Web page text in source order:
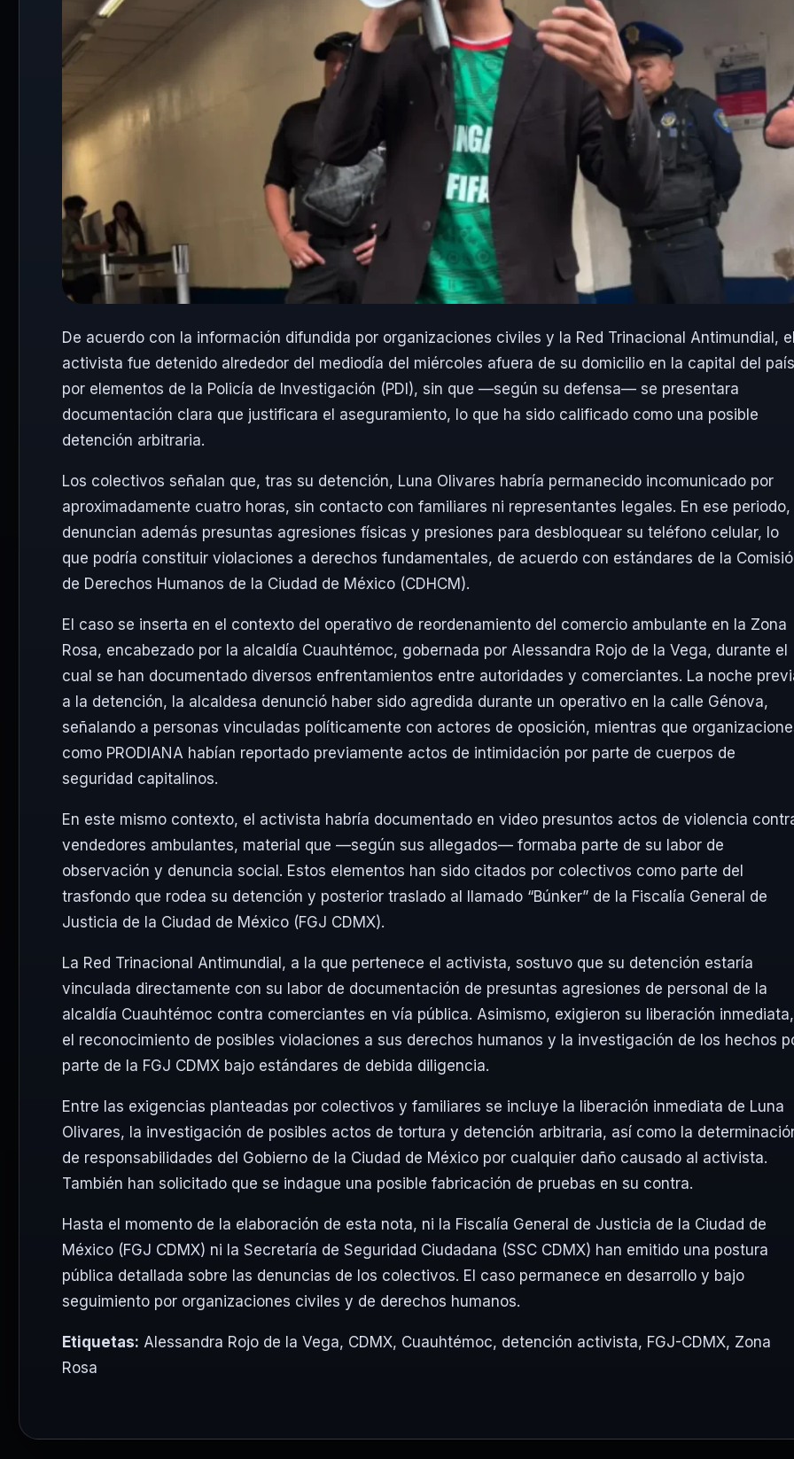
De acuerdo con la información difundida por organizaciones civiles y la Red Trinacional Antimundial,
activista fue detenido alrededor del mediodía del miércoles afuera de su domicilio en la capital del país
por elementos de la Policía de Investigación (PDI), sin que —según su defensa— se presentara
documentación clara que justificara el aseguramiento, lo que ha sido calificado como una posible
detención arbitraria.
Los colectivos señalan que, tras su detención, Luna Olivares habría permanecido incomunicado por
aproximadamente cuatro horas, sin contacto con familiares ni representantes legales. En ese periodo,
denuncian además presuntas agresiones físicas y presiones para desbloquear su teléfono celular, lo
que podría constituir violaciones a derechos fundamentales, de acuerdo con estándares de la
de Derechos Humanos de la Ciudad de México (CDHCM).
El caso se inserta en el contexto del operativo de reordenamiento del comercio ambulante en la Zona
Rosa, encabezado por la alcaldía Cuauhtémoc, gobernada por Alessandra Rojo de la Vega, durante el
cual se han documentado diversos enfrentamientos entre autoridades y comerciantes. La noche
a la detención, la alcaldesa denunció haber sido agredida durante un operativo en la calle Génova,
señalando a personas vinculadas políticamente con actores de oposición, mientras que
como PRODIANA habían reportado previamente actos de intimidación por parte de cuerpos de
seguridad capitalinos.
En este mismo contexto, el activista habría documentado en video presuntos actos de violencia
vendedores ambulantes, material que —según sus allegados— formaba parte de su labor de
observación y denuncia social. Estos elementos han sido citados por colectivos como parte del
trasfondo que rodea su detención y posterior traslado al llamado “Búnker” de la Fiscalía General de
Justicia de la Ciudad de México (FGJ CDMX).
La Red Trinacional Antimundial, a la que pertenece el activista, sostuvo que su detención estaría
vinculada directamente con su labor de documentación de presuntas agresiones de personal de la
alcaldía Cuauhtémoc contra comerciantes en vía pública. Asimismo, exigieron su liberación inmediata,
el reconocimiento de posibles violaciones a sus derechos humanos y la investigación de los hechos
parte de la FGJ CDMX bajo estándares de debida diligencia.
Entre las exigencias planteadas por colectivos y familiares se incluye la liberación inmediata de Luna
Olivares, la investigación de posibles actos de tortura y detención arbitraria, así como la
de responsabilidades del Gobierno de la Ciudad de México por cualquier daño causado al activista.
También han solicitado que se indague una posible fabricación de pruebas en su contra.
Hasta el momento de la elaboración de esta nota, ni la Fiscalía General de Justicia de la Ciudad de
México (FGJ CDMX) ni la Secretaría de Seguridad Ciudadana (SSC CDMX) han emitido una postura
pública detallada sobre las denuncias de los colectivos. El caso permanece en desarrollo y bajo
seguimiento por organizaciones civiles y de derechos humanos.
Etiquetas: Alessandra Rojo de la Vega, CDMX, Cuauhtémoc, detención activista, FGJ-CDMX, Zona
Rosa